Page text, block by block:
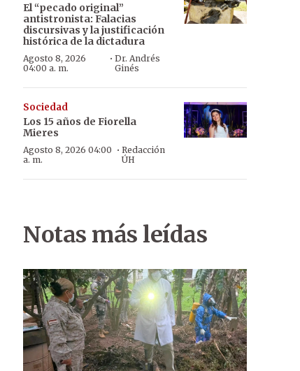
El “pecado original”
antistronista: Falacias
discursivas y la justificación
histórica de la dictadura
Agosto 8, 2026
04:00 a. m.
·Dr. Andrés
Ginés
Sociedad
Los 15 años de Fiorella
Mieres
Agosto 8, 2026 04:00
a. m.
· Redacción
ÚH
Notas más leídas